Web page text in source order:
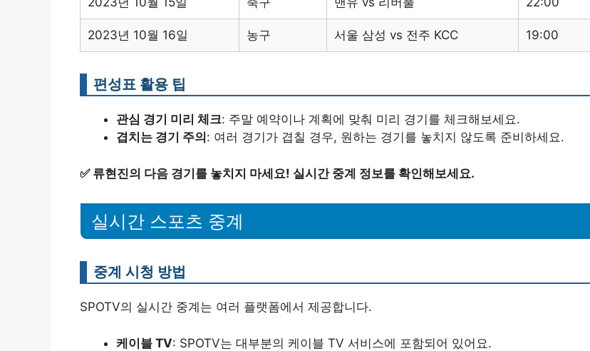
2023년 10월 16일 농구 서울 삼성 vs 전주 KCC 19:00
편성표 활용 팁
관심 경기 미리 체크: 주말 예약이나 계획에 맞춰 미리 경기를 체크해보세요.
겹치는 경기 주의 : 여러 경기가 겹칠 경우, 원하는 경기를 놓치지 않도록 준비하세요.
✅ 류현진의 다음 경기를 놓치지 마세요! 실시간 중계 정보를 확인해보세요.
실시간 스포츠 중계
중계 시청 방법
SPOTV의 실시간 중계는 여러 플랫폼에서 제공합니다.
케이블 TV: SPOTV는 대부분의 케이블 TV 서비스에 포함되어 있어요.